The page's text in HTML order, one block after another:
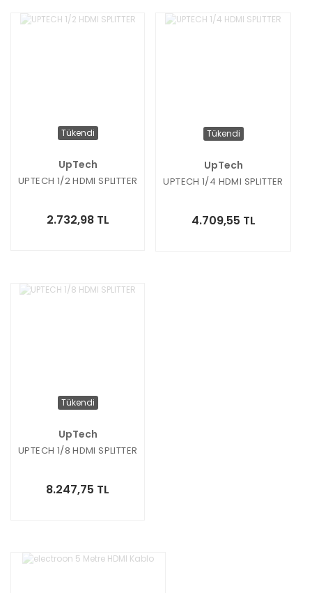
Tükendi
UpTech
UPTECH 1/2 HDMI SPLITTER
2.732,98 TL
Tükendi
UpTech
UPTECH 1/4 HDMI SPLITTER
4.709,55 TL
Tükendi
UpTech
UPTECH 1/8 HDMI SPLITTER
8.247,75 TL